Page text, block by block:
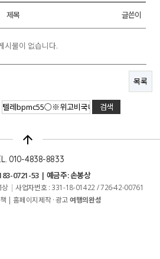
제목 글쓴이
시물이 없습니다.
목록
arrow_upward
010-4838-8833
0721-53 | 예금주: 손봉상
상 | 사업자번호 : 331-18-01422 / 726-42-00761
| 홈페이지제작 · 광고여행의완성